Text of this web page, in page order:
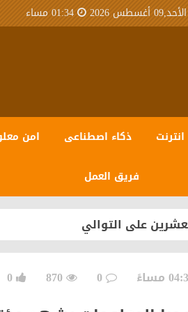
الأحد,09 أغسطس 2026
01:34 مساء
انترنت ذكاء اصطناعى امن
فريق العمل
على التوالي
متكاملة تعتمد على أحدثمساءً 0
870
0